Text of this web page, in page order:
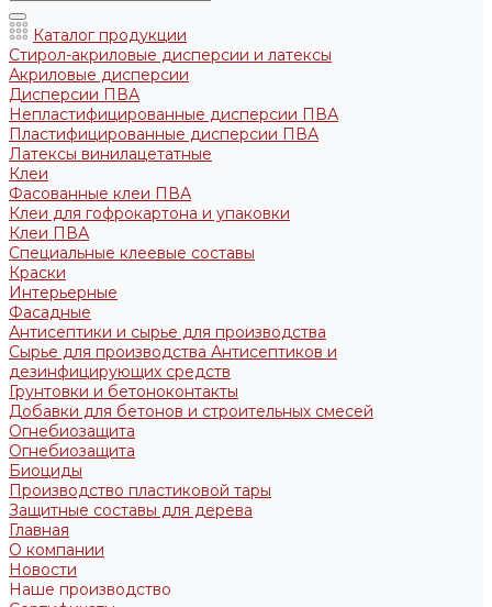
Каталог продукции
Стирол-акриловые дисперсии и латексы
Акриловые дисперсии
Дисперсии ПВА
Непластифицированные дисперсии ПВА
Пластифицированные дисперсии ПВА
Латексы винилацетатные
Клеи
Фасованные клеи ПВА
Клеи для гофрокартона и упаковки
Клеи ПВА
Специальные клеевые составы
Краски
Интерьерные
Фасадные
Антисептики и сырье для производства
Сырье для производства Антисептиков и
дезинфицирующих средств
Грунтовки и бетоноконтакты
Добавки для бетонов и строительных смесей
Огнебиозащита
Огнебиозащита
Биоциды
Производство пластиковой тары
Защитные составы для дерева
Главная
О компании
Новости
Наше производство